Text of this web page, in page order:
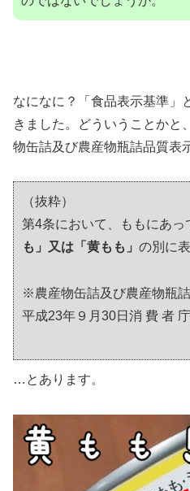
なになに？「食品表示基準」
きました。どういうことかと
物缶詰及び農産物瓶詰品質表
（抜粋）
第4条において、ももにあっ
も」又は「黄もも」 の別に
※農産物缶詰及び農産物瓶
平成23年９月30日消 費 者
…とあります。